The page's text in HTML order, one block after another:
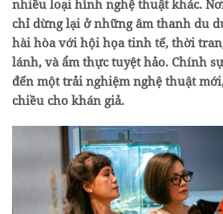
nhiều loại hình nghệ thuật khác.
chỉ dừng lại ở những âm thanh du
hài hòa với hội họa tinh tế, thời
lánh, và ẩm thực tuyệt hảo. Chính
đến một trải nghiệm nghệ thuật
chiều cho khán giả.